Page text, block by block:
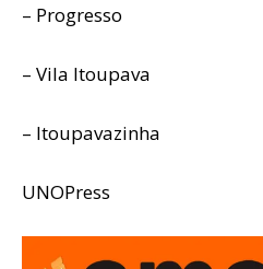
– Progresso
– Vila Itoupava
– Itoupavazinha
UNOPress